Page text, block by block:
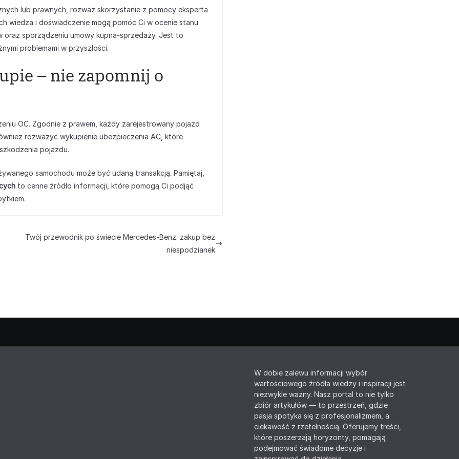
lub prawnych, rozważ skorzystanie z pomocy eksperta
wiedza i doświadczenie mogą pomóc Ci w ocenie stanu
sporządzeniu umowy kupna-sprzedaży. Jest to
problemami w przyszłości.
– nie zapomnij o
OC. Zgodnie z prawem, każdy zarejestrowany pojazd
rozważyć wykupienie ubezpieczenia AC, które
pojazdu.
samochodu może być udaną transakcją. Pamiętaj,
to cenne źródło informacji, które pomogą Ci podjąć
Twój przewodnik po świecie Mercedes-Benz: zakup bez
niespodzianek
W dobie zalewu informacji wybór
wartościowego źródła wiedzy i inspiracji jest
niezwykle ważny. Nasz portal to nie tylko
zbiór artykułów — to przestrzeń, gdzie
pasja spotyka się z profesjonalizmem, a
ciekawość z rzetelnością. Oferujemy treści,
które poszerzają horyzonty, pomagają
podejmować świadome decyzje i